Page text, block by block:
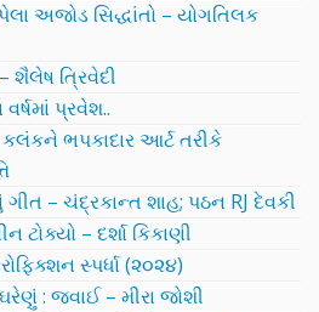
અજોડ સિદ્ધાંતો – યોગતિલક
શૈલેષ ત્રિવેદી
પ્રવેશ..
કલંકને ભપકાદાર આર્ટ તરીકે
– ચંદ્રકાન્ત શાહ; પઠન RJ દેવકી
ટોક્યો – દર્શા કિકાણી
સ્પર્ધા (૨૦૨૪)
: જવાઈ – મીરા જોશી